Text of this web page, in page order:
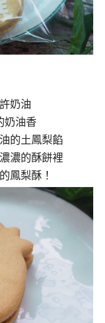
奶油
奶油香
的土鳳梨餡
濃的酥餅裡
鳳梨酥！